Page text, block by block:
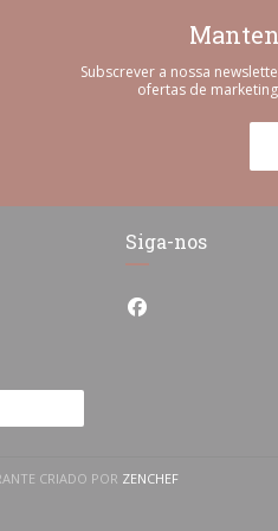
Subscrever a nossa
ofertas de
Siga-nos
Facebook
CRIADO POR ZENCHEF((ABRE NUMA